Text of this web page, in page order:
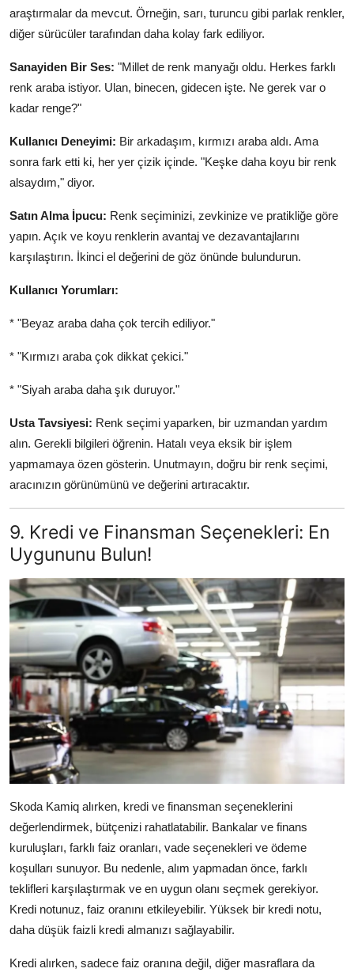
araştırmalar da mevcut. Örneğin, sarı, turuncu gibi parlak renkler,
diğer sürücüler tarafından daha kolay fark ediliyor.
Sanayiden Bir Ses: "Millet de renk manyağı oldu. Herkes farklı
renk araba istiyor. Ulan, binecen, gidecen işte. Ne gerek var o
kadar renge?"
Kullanıcı Deneyimi: Bir arkadaşım, kırmızı araba aldı. Ama
sonra fark etti ki, her yer çizik içinde. "Keşke daha koyu bir renk
alsaydım," diyor.
Satın Alma İpucu: Renk seçiminizi, zevkinize ve pratikliğe göre
yapın. Açık ve koyu renklerin avantaj ve dezavantajlarını
karşılaştırın. İkinci el değerini de göz önünde bulundurun.
Kullanıcı Yorumları:
* "Beyaz araba daha çok tercih ediliyor."
* "Kırmızı araba çok dikkat çekici."
* "Siyah araba daha şık duruyor."
Usta Tavsiyesi: Renk seçimi yaparken, bir uzmandan yardım
alın. Gerekli bilgileri öğrenin. Hatalı veya eksik bir işlem
yapmamaya özen gösterin. Unutmayın, doğru bir renk seçimi,
aracınızın görünümünü ve değerini artıracaktır.
9. Kredi ve Finansman Seçenekleri: En
Uygununu Bulun!
Skoda Kamiq alırken, kredi ve finansman seçeneklerini
değerlendirmek, bütçenizi rahatlatabilir. Bankalar ve finans
kuruluşları, farklı faiz oranları, vade seçenekleri ve ödeme
koşulları sunuyor. Bu nedenle, alım yapmadan önce, farklı
teklifleri karşılaştırmak ve en uygun olanı seçmek gerekiyor.
Kredi notunuz, faiz oranını etkileyebilir. Yüksek bir kredi notu,
daha düşük faizli kredi almanızı sağlayabilir.
Kredi alırken, sadece faiz oranına değil, diğer masraflara da